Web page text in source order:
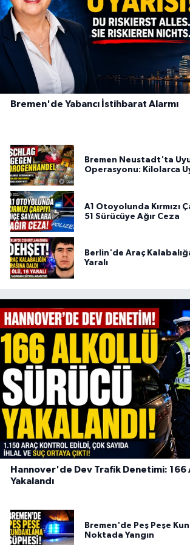
Bremen'de Yabancı İstihbarat Alarmı
Bremen Neustadt'ta
Operasyonu: Kilolarca
A1 Otoyolunda Kırmızı
51 Sürücüye Ağır Ceza
Berlin'de Araç
Yaralı
Hannover'de Dev Trafik Denetimi: 166
Yakalandı
Bremen'de Peş Peşe
Noktada Yangın